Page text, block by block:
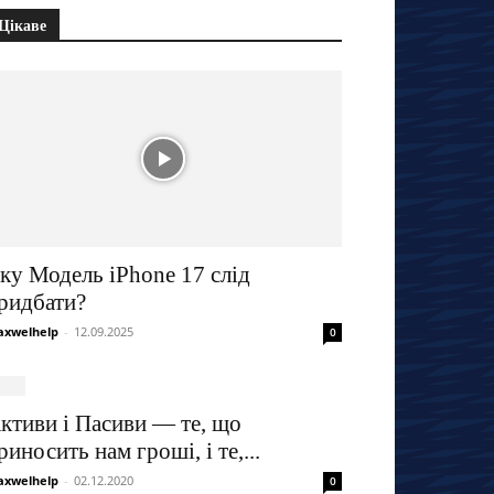
Модель iPhone 17 слід
- 12.09.2025 0
і Пасиви — те, що
нам гроші, і те,...
- 02.12.2020 0